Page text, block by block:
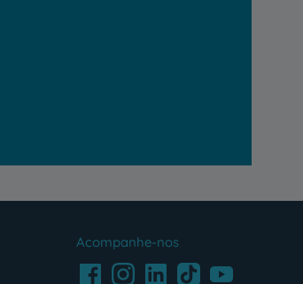
Acompanhe-nos
FacebookInstagramLinkedInTikTokYoutube